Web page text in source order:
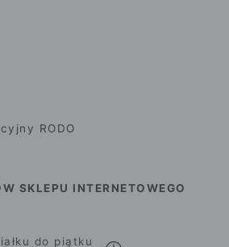
RODO
SKLEPU INTERNETOWEGO
do piątku